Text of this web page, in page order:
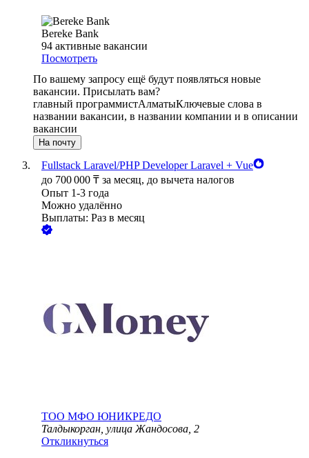
Bereke Bank
94 активные вакансии
Посмотреть
По вашему запросу ещё будут появляться новые
вакансии. Присылать вам?
главный программистАлматыКлючевые слова в
названии вакансии, в названии компании и в описании
вакансии
На почту
Fullstack Laravel/PHP Developer Laravel + Vue
до 700 000 ₸ за месяц, до вычета налогов
Опыт 1-3 года
Можно удалённо
Выплаты: Раз в месяц
ТОО МФО ЮНИКРЕДО
Талдыкорган, улица Жандосова, 2
Откликнуться